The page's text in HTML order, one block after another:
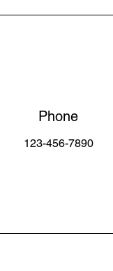
Phone
123-456-7890